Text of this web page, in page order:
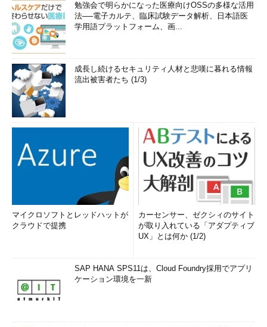
勉強会で明らかになった医療向けOSSの多様な活用
法──電子カルテ、臨床試験データ解析、日本語医
学用語プラットフォーム、画...
成長し続けるセキュリティ人材と悲嘆に暮れる情報
流出被害者たち (1/3)
マイクロソフトとレッドハットが
クラウドで提携
カーセンサー、ゼクシィのサイト
が取り入れている「アダプティブ
UX」とは何か (1/2)
SAP HANA SPS11は、Cloud Foundry採用でアプリ
ケーション環境を一新